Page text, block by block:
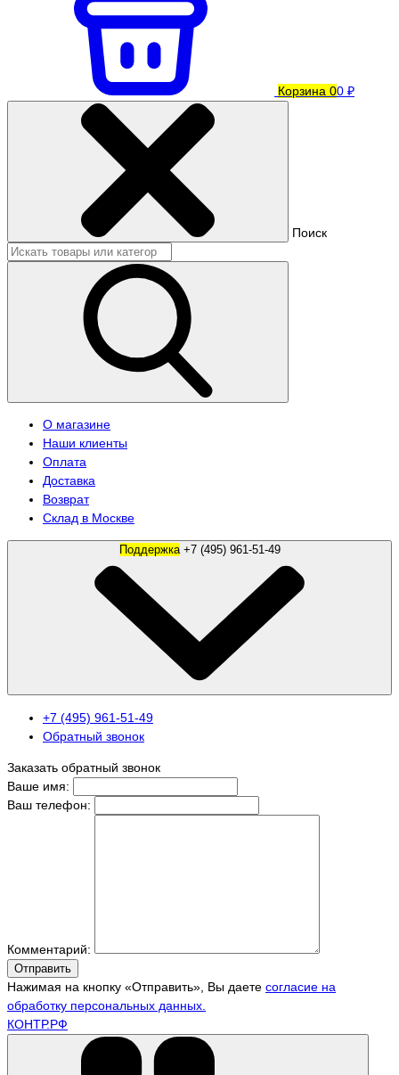
Корзина 00 ₽
Поиск
О магазине
Наши клиенты
Оплата
Доставка
Возврат
Склад в Москве
Поддержка +7 (495) 961-51-49
+7 (495) 961-51-49
Обратный звонок
Заказать обратный звонок
Ваше имя:
Ваш телефон:
Комментарий:
Отправить
Нажимая на кнопку «Отправить», Вы даете согласие на
обработку персональных данных.
КОНТР.РФ